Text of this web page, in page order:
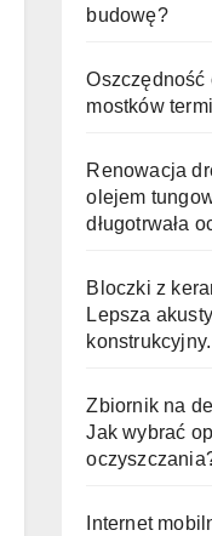
budowę?
Oszczędność
mostków
Renowacja
olejem
długotrwała
Bloczki z
Lepsza
konstrukcyjny.
Zbiornik na
Jak wybrać
Internet